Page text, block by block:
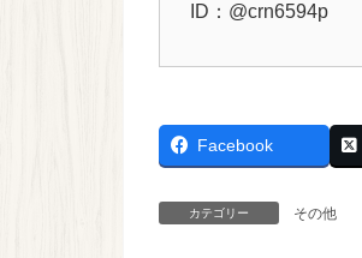
ID：@crn6594p
Facebook
カテゴリー その他